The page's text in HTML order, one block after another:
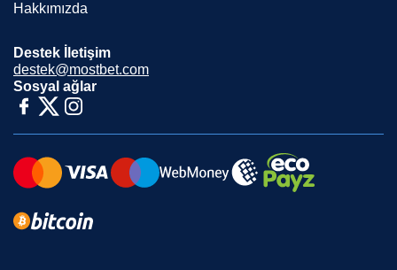
Hakkımızda
Destek İletişim
destek@mostbet.com
Sosyal ağlar